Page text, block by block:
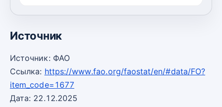
Источник
Источник: ФАО
Ссылка: https://www.fao.org/faostat/en/#data/FO?
item_code=1677
Дата: 22.12.2025